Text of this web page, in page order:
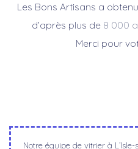
Les Bons Artisans a
d’après plus de 8 000
Merci pour
Notre équipe de vitrier à